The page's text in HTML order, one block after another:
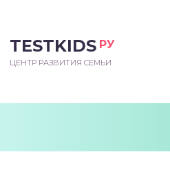
TESTKIDS РУ
ЦЕНТР РАЗВИТИЯ СЕМЬИ